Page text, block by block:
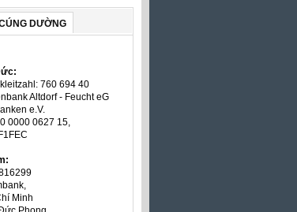
DƯỜNG
760 694 40
Altdorf - Feucht eG
e.V.
0000 0627 15,
Minh